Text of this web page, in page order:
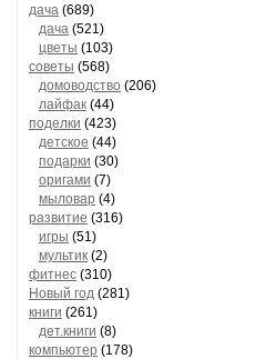
дача (689)
дача (521)
цветы (103)
советы (568)
домоводство (206)
лайфак (44)
поделки (423)
детское (44)
подарки (30)
оригами (7)
мыловар (4)
развитие (316)
игры (51)
мультик (2)
фитнес (310)
Новый год (281)
книги (261)
дет.книги (8)
компьютер (178)